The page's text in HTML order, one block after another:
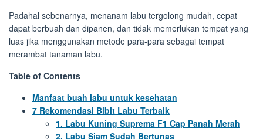
Padahal sebenarnya, menanam labu tergolong mudah, cepat
dapat berbuah dan dipanen, dan tidak memerlukan tempat yang
luas jika menggunakan metode para-para sebagai tempat
merambat tanaman labu.
Table of Contents
Manfaat buah labu untuk kesehatan
7 Rekomendasi Bibit Labu Terbaik
1. Labu Kuning Suprema F1 Cap Panah Merah
2. Labu Siam Sudah Bertunas